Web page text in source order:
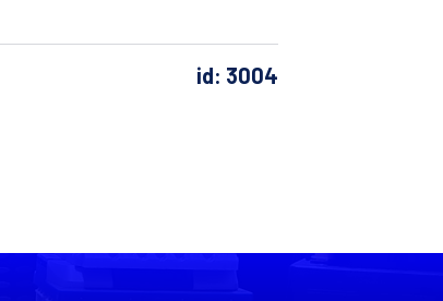
id: 3004